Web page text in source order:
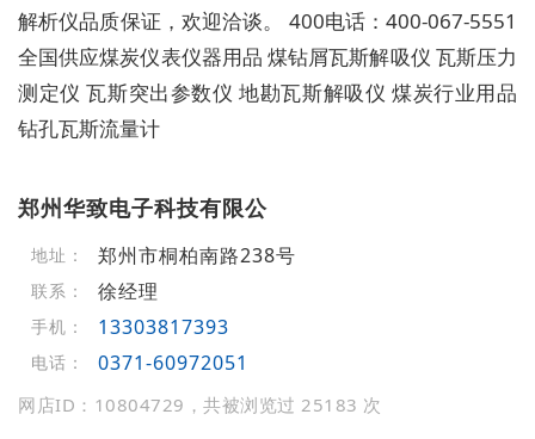
解析仪品质保证，欢迎洽谈。 400电话：400-067-5551
全国供应煤炭仪表仪器用品 煤钻屑瓦斯解吸仪 瓦斯压力
测定仪 瓦斯突出参数仪 地勘瓦斯解吸仪 煤炭行业用品
钻孔瓦斯流量计
郑州华致电子科技有限公
地址： 郑州市桐柏南路238号
联系： 徐经理
手机： 13303817393
电话： 0371-60972051
网店ID：10804729，共被浏览过 25183 次